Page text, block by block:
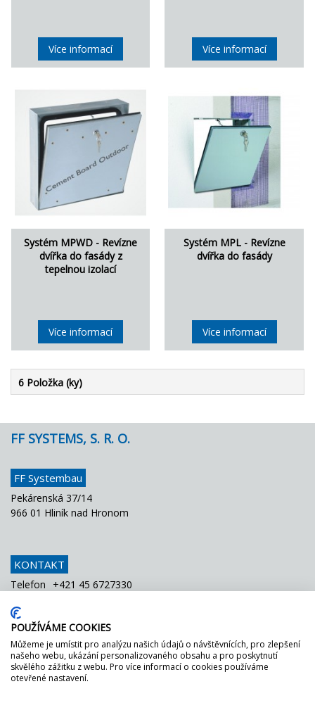
Více informací Více informací
Systém MPWD - Revízne
dvířka do fasády z
tepelnou izolací
Více informací
Systém MPL - Revízne
dvířka do fasády
Více informací
6 Položka (ky)
FF SYSTEMS, S. R. O.
FF Systembau
Pekárenská 37/14
966 01 Hliník nad Hronom
KONTAKT
Telefon
+421 45 6727330
E-Mail
FF MÁ ZELENOU!
Jednoduše
POUŽÍVÁME COOKIES
Můžeme je umístit pro analýzu našich údajů o návštěvnících, pro zlepšení
našeho webu, ukázání personalizovaného obsahu a pro poskytnutí
skvělého zážitku z webu. Pro více informací o cookies používáme
otevřené nastavení.